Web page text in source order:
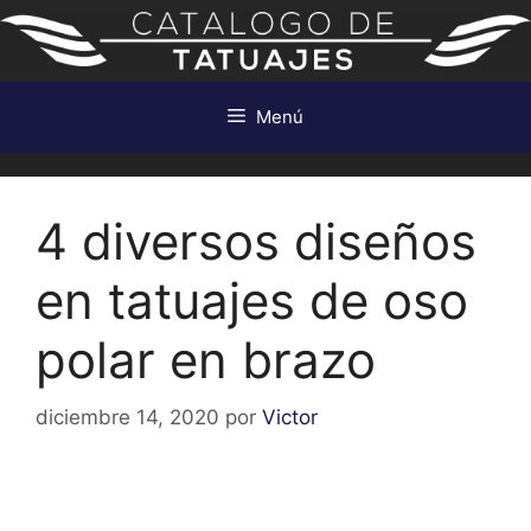
Saltar
contenido
Menú
4 diversos diseños
en tatuajes de oso
polar en brazo
diciembre 14, 2020 por Victor